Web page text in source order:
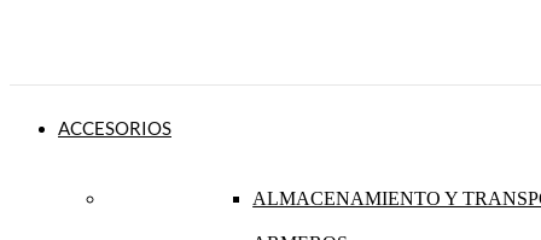
ACCESORIOS
ALMACENAMIENTO Y